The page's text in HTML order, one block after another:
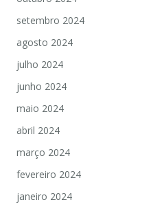
setembro 2024
agosto 2024
julho 2024
junho 2024
maio 2024
abril 2024
março 2024
fevereiro 2024
janeiro 2024